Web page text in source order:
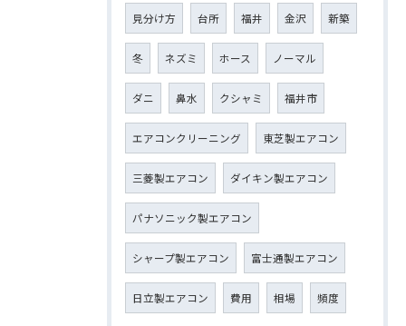
見分け方 台所 福井 金沢 新築
冬 ネズミ ホース ノーマル
ダニ 鼻水 クシャミ 福井市
エアコンクリーニング 東芝製エアコン
三菱製エアコン ダイキン製エアコン
パナソニック製エアコン
シャープ製エアコン 富士通製エアコン
日立製エアコン 費用 相場 頻度